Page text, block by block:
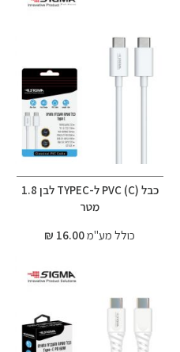
כבל (C) PVC ל-TYPEC לבן 1.8
מטר
כולל מע"מ16.00 ₪